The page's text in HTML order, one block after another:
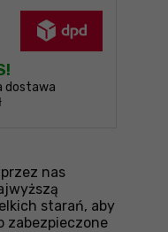
dostawa
nas
starań, aby
zabezpieczone